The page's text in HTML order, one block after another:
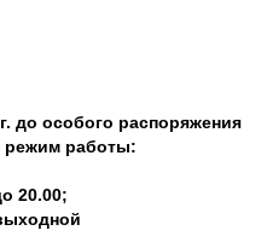
до особого распоряжения
режим работы:
20.00;